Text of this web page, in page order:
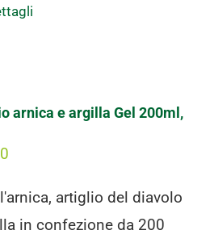
arnica e argilla Gel 200ml,
artiglio del diavolo
in confezione da 200